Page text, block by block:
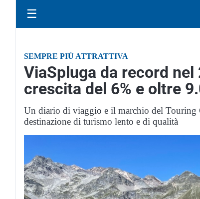
☰
SEMPRE PIÙ ATTRATTIVA
ViaSpluga da record
crescita del 6% e oltre
Un diario di viaggio e il marchio del Touring
destinazione di turismo lento e di qualità